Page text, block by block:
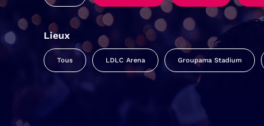
Lieux
Tous LDLC Arena Groupama Stadium